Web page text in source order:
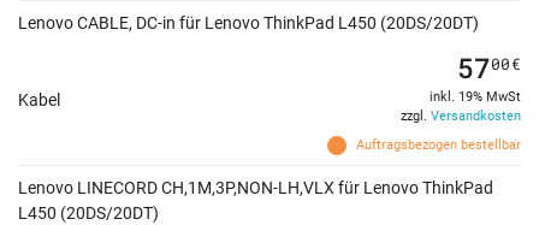
Lenovo CABLE, DC-in für Lenovo ThinkPad L450 (20DS/20DT)
Kabel
Auftragsbezogen bestellbar
5700€
inkl. 19% MwSt
zzgl. Versandkosten
Lenovo LINECORD CH,1M,3P,NON-LH,VLX für Lenovo ThinkPad
L450 (20DS/20DT)